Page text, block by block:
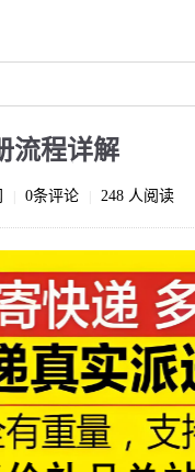
流程详解
0条评论 248 人阅读